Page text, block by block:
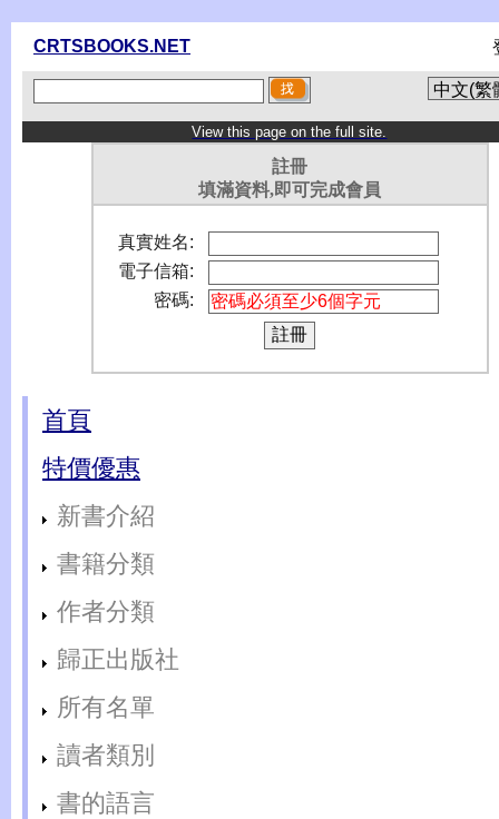
CRTSBOOKS.NET
View this page on the full site.
註冊
填滿資料,即可完成會員
真實姓名:
電子信箱:
密碼:
首頁
特價優惠
新書介紹
書籍分類
作者分類
歸正出版社
所有名單
讀者類別
書的語言